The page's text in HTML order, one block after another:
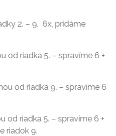
2. – 9. 6x, pridáme
od riadka 5. – spravíme 6 +
od riadka 9. – spravíme 6
od riadka 5. – spravíme 6 +
riadok 9.